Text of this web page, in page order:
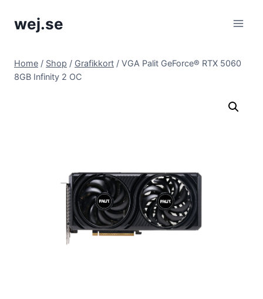
wej.se
Home / Shop / Grafikkort / VGA Palit GeForce® RTX 5060
8GB Infinity 2 OC